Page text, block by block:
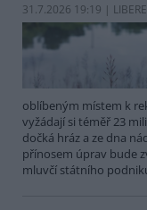
31.7.2026 19:19 |
oblíbeným místem k
vyžádají si téměř 23
dočká hráz a ze dna
přínosem úprav bude
mluvčí státního